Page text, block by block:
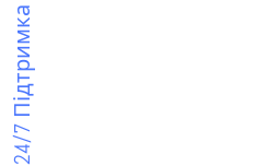
24/7 Підтримка